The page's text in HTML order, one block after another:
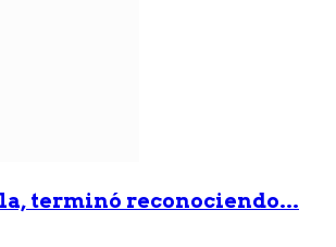
terminó reconociendo...